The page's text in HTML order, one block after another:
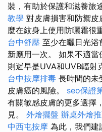
裝，有助於保護和滋養旅
教學 對皮膚損害和防禦
麼在紋身上使用防曬霜很
台中舒壓 至少在曬日光浴
新應用一次。 如果不適當
則遲早是UVA和UVB輻射
台中按摩排毒 長時間的未
皮膚癌的風險。 seo保證
有關敏感皮膚的更多選擇
見。 外燴擺盤 辦桌外燴
中西屯按摩 為此，我們建